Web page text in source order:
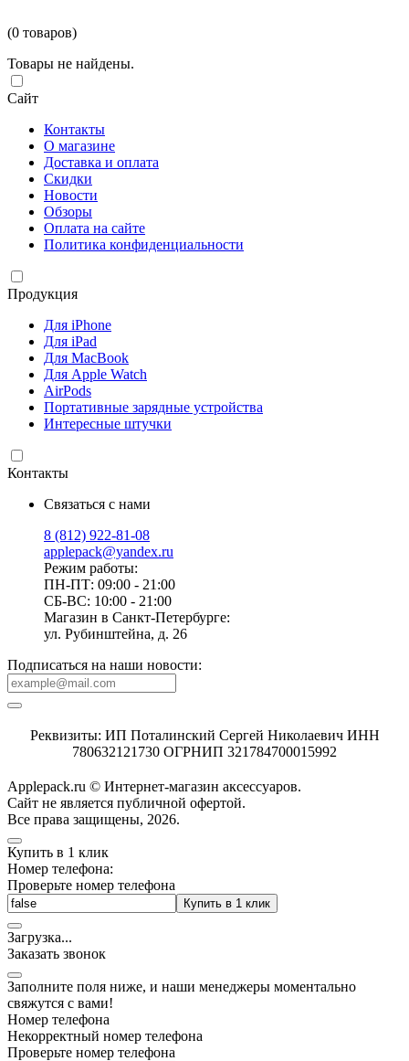
(0 товаров)
Товары не найдены.
Сайт
Контакты
О магазине
Доставка и оплата
Скидки
Новости
Обзоры
Оплата на сайте
Политика конфиденциальности
Продукция
Для iPhone
Для iPad
Для MacBook
Для Apple Watch
AirPods
Портативные зарядные устройства
Интересные штучки
Контакты
Связаться с нами
8 (812) 922-81-08
applepack@yandex.ru
Режим работы:
ПН-ПТ: 09:00 - 21:00
СБ-ВС: 10:00 - 21:00
Магазин в Санкт-Петербурге:
ул. Рубинштейна, д. 26
Подписаться на наши новости:
Реквизиты: ИП Поталинский Сергей Николаевич ИНН
780632121730 ОГРНИП 321784700015992
Applepack.ru © Интернет-магазин аксессуаров.
Cайт не является публичной офертой.
Все права защищены, 2026.
Купить в 1 клик
Номер телефона:
Проверьте номер телефона
Купить в 1 клик
Загрузка...
Заказать звонок
Заполните поля ниже, и наши менеджеры моментально
свяжутся с вами!
Номер телефона
Некорректный номер телефона
Проверьте номер телефона